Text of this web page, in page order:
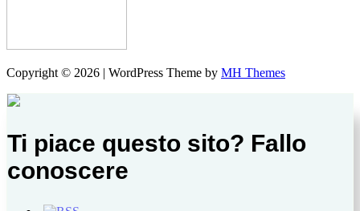
Copyright © 2026 | WordPress Theme by MH Themes
Ti piace questo sito? Fallo
conoscere